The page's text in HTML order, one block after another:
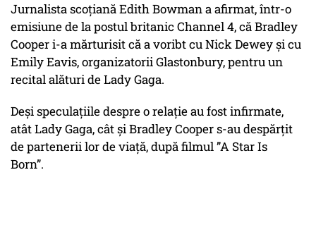
Jurnalista scoțiană Edith Bowman a afirmat, într-o
emisiune de la postul britanic Channel 4, că Bradley
Cooper i-a mărturisit că a voribt cu Nick Dewey și cu
Emily Eavis, organizatorii Glastonbury, pentru un
recital alături de Lady Gaga.
Deși speculațiile despre o relație au fost infirmate,
atât Lady Gaga, cât și Bradley Cooper s-au despărțit
de partenerii lor de viață, după filmul ”A Star Is
Born”.